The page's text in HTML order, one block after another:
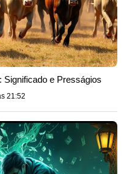
Significado e Presságios
21:52